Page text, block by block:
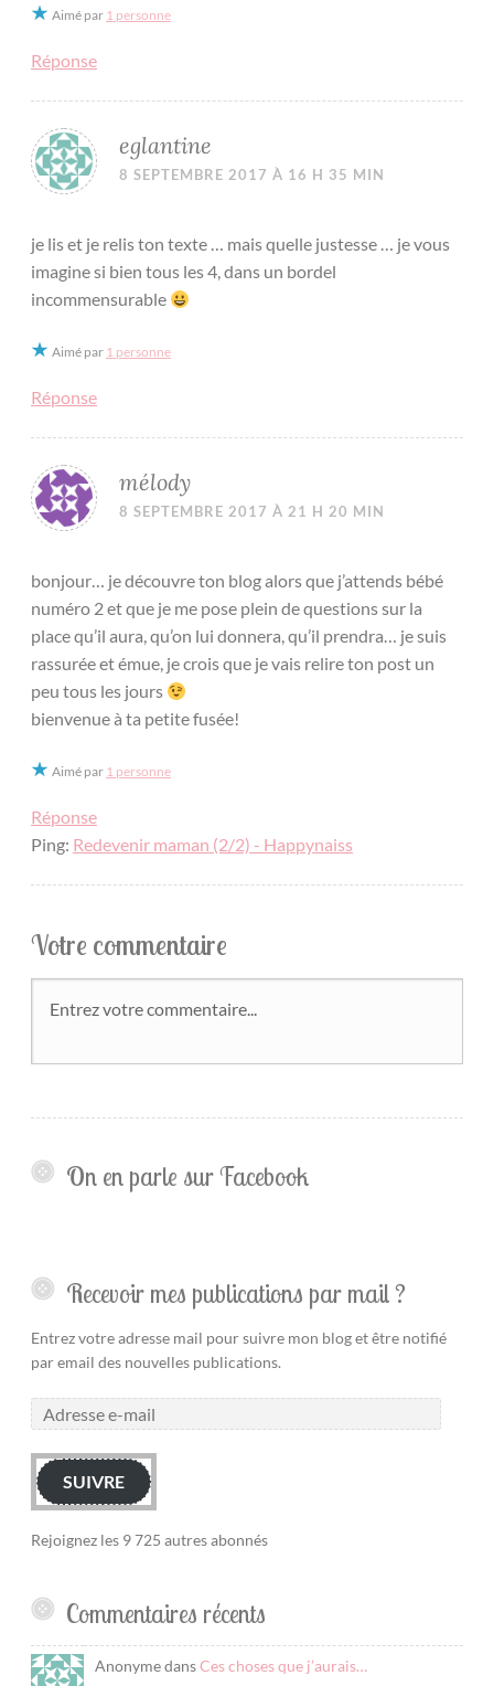
Aimé par 1 personne
Réponse
eglantine
8 SEPTEMBRE 2017 À 16 H 35 MIN
je lis et je relis ton texte … mais quelle justesse … je vous
imagine si bien tous les 4, dans un bordel
incommensurable
Aimé par 1 personne
Réponse
mélody
8 SEPTEMBRE 2017 À 21 H 20 MIN
bonjour… je découvre ton blog alors que j’attends bébé
numéro 2 et que je me pose plein de questions sur la
place qu’il aura, qu’on lui donnera, qu’il prendra… je suis
rassurée et émue, je crois que je vais relire ton post un
peu tous les jours
bienvenue à ta petite fusée!
Aimé par 1 personne
Réponse
Ping: Redevenir maman (2/2) - Happynaiss
Votre commentaire
On en parle sur Facebook
Recevoir mes publications par mail ?
Entrez votre adresse mail pour suivre mon blog et être notifié
par email des nouvelles publications.
SUIVRE
Rejoignez les 9 725 autres abonnés
Commentaires récents
Anonyme dansCes choses que j’aurais…